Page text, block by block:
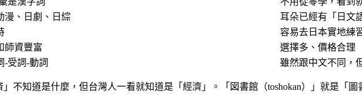
漫、日劇、日綜
耳朵已經有「日文
容易去日本實地練
師資豐富
選擇多、價格合理
-受詞-動詞 雖然跟中文不同，
不知道是什麼，但台灣人一看就知道是「經濟」。「図書館（toshokan）」就是「